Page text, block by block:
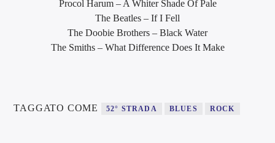
Procol Harum – A Whiter Shade Of Pale
The Beatles – If I Fell
The Doobie Brothers – Black Water
The Smiths – What Difference Does It Make
TAGGATO COME 52° STRADA BLUES ROCK